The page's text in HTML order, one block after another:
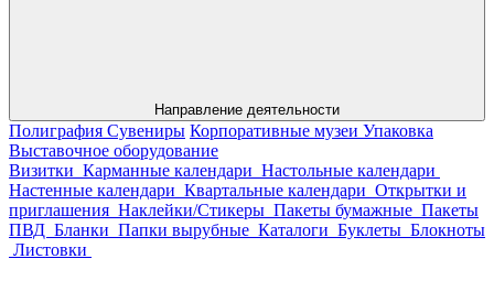
Направление деятельности
Полиграфия Сувениры Корпоративные музеи Упаковка
Выставочное оборудование
Визитки Карманные календари Настольные календари
Настенные календари Квартальные календари Открытки и
приглашения Наклейки/Стикеры Пакеты бумажные Пакеты
ПВД Бланки Папки вырубные Каталоги Буклеты Блокноты
Листовки